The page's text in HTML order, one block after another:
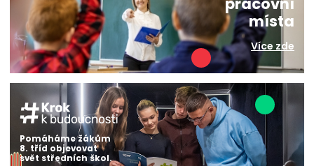
místa
Více zde
Pomáháme žákům
8. tříd objevovat
svět středních škol.